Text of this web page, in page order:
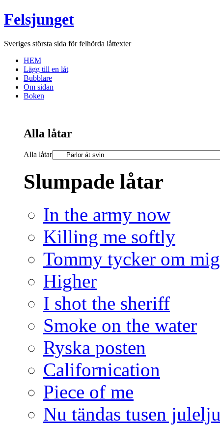
Felsjunget
Sveriges största sida för felhörda låttexter
HEM
Lägg till en låt
Bubblare
Om sidan
Boken
Alla låtar
Alla låtar
Slumpade låtar
In the army now
Killing me softly
Tommy tycker om mig
Higher
I shot the sheriff
Smoke on the water
Ryska posten
Californication
Piece of me
Nu tändas tusen